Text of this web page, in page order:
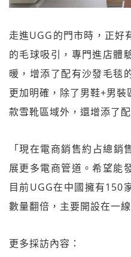
走進UGG的門市時，正好
的毛球吸引，專門進店體
暖，增添了配有沙發毛毯
更加明確，除了男鞋+男
款雪靴區域外，還增添了
「現在電商銷售約占總
展更多電商管道。希望能
目前UGG在中國擁有150
數量翻倍，主要開設在一
更多採訪內容：